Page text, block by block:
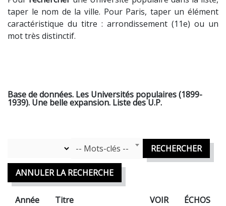
taper le nom de la ville. Pour Paris, taper un élément
caractéristique du titre : arrondissement (11e) ou un
mot très distinctif.
Base de données. Les Universités populaires (1899-
1939). Une belle expansion. Liste des U.P.
Mots Clefs
-- Mots-clés -- RECHERCHER
ANNULER LA RECHERCHE
Année Titre VOIR ÉCHOS